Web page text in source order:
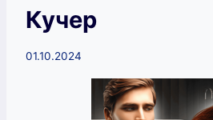
Кучер
01.10.2024